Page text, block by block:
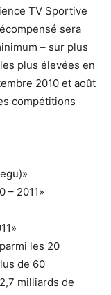
TV Sportive
sera
– sur plus
plus élevées en
2010 et août
compétitions
– 2011»
les 20
de 60
milliards de